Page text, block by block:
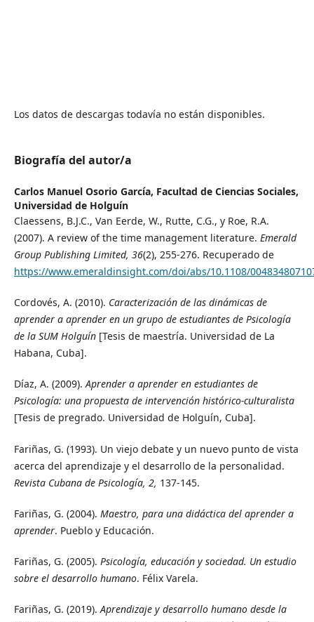
Los datos de descargas todavía no están disponibles.
Biografía del autor/a
Carlos Manuel Osorio García, Facultad de Ciencias Sociales,
Universidad de Holguín
Claessens, B.J.C., Van Eerde, W., Rutte, C.G., y Roe, R.A.
(2007). A review of the time management literature. Emerald
Group Publishing Limited, 36(2), 255-276. Recuperado de
https://www.emeraldinsight.com/doi/abs/10.1108/
Cordovés, A. (2010). Caracterización de las dinámicas de
aprender a aprender en un grupo de estudiantes de Psicología
de la SUM Holguín[Tesis de maestría. Universidad de La
Habana, Cuba].
Díaz, A. (2009).Aprender a aprender en estudiantes de
Psicología: una propuesta de intervención histórico-culturalista
[Tesis de pregrado. Universidad de Holguín, Cuba].
Fariñas, G. (1993). Un viejo debate y un nuevo punto de vista
acerca del aprendizaje y el desarrollo de la personalidad.
Revista Cubana de Psicología, 2, 137-145.
Fariñas, G. (2004). Maestro, para una didáctica del aprender a
aprender. Pueblo y Educación.
Fariñas, G. (2005). Psicología, educación y sociedad. Un estudio
sobre el desarrollo humano. Félix Varela.
Fariñas, G. (2019). Aprendizaje y desarrollo humano desde la